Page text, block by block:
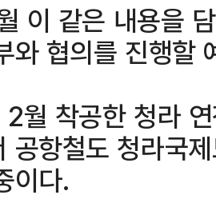
이 같은 내용을
와 협의를 진행할
월 착공한 청라
공항철도 청라국
이다.